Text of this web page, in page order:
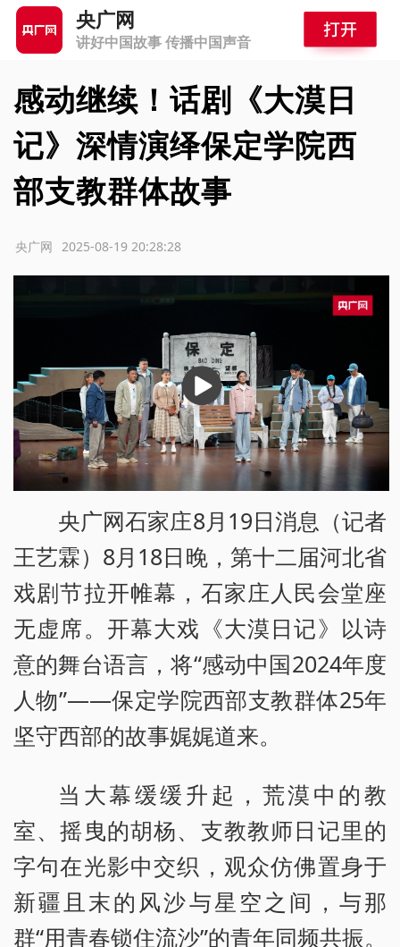
央广网
讲好中国故事 传播中国声音
感动继续！话剧《大漠日
记》深情演绎保定学院西
部支教群体故事
2025-08-19 20:28:28
央广网
播
放
央广网石家庄8月19日消息（记者
王艺霖）8月18日晚，第十二届河北省
戏剧节拉开帷幕，石家庄人民会堂座
无虚席。开幕大戏《大漠日记》以诗
意的舞台语言，将“感动中国2024年度
人物”——保定学院西部支教群体25年
坚守西部的故事娓娓道来。
当大幕缓缓升起，荒漠中的教
室、摇曳的胡杨、支教教师日记里的
字句在光影中交织，观众仿佛置身于
新疆且末的风沙与星空之间，与那
群“用青春锁住流沙”的青年同频共振。